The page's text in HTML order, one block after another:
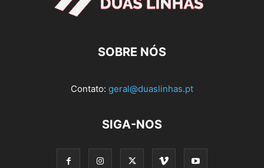
SOBRE NÓS
Contato: geral@duaslinhas.pt
SIGA-NOS